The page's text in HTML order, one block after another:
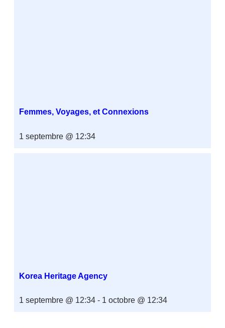
Femmes, Voyages, et Connexions
1 septembre @ 12:34
Korea Heritage Agency
1 septembre @ 12:34 - 1 octobre @ 12:34